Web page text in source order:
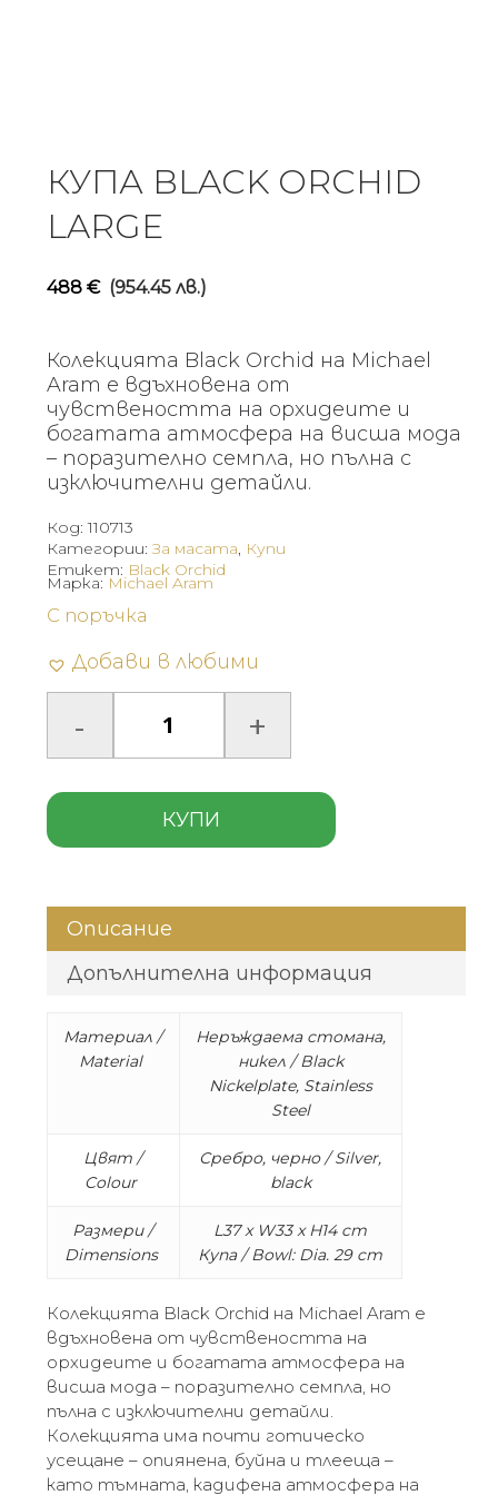
КУПА BLACK ORCHID
LARGE
488 € (954.45 лв.)
Колекцията Black Orchid на Michael
Aram е вдъхновена от
чувствеността на орхидеите и
богатата атмосфера на висша мода
– поразително семпла, но пълна с
изключителни детайли.
Код:110713
Категории:За масата, Купи
Етикет: Black Orchid
С поръчка
Добави в любими
КУПИ
Марка: Michael Aram
Описание
Допълнителна информация
Материал /
Material
Неръждаема стомана,
никел / Black
Nickelplate, Stainless
Steel
Цвят /
Colour
Сребро, черно / Silver,
black
Размери /
Dimensions
L37 x W33 x H14 cm
Купа / Bowl: Dia. 29 cm
Колекцията Black Orchid на Michael Aram е
вдъхновена от чувствеността на
орхидеите и богатата атмосфера на
висша мода – поразително семпла, но
пълна с изключителни детайли.
Колекцията има почти готическо
усещане – опиянена, буйна и тлееща –
като тъмната, кадифена атмосфера на